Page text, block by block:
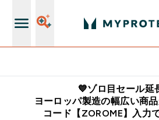
💙ゾロ目セール延
ヨーロッパ製造の幅広い商
コード【ZOROME】入力